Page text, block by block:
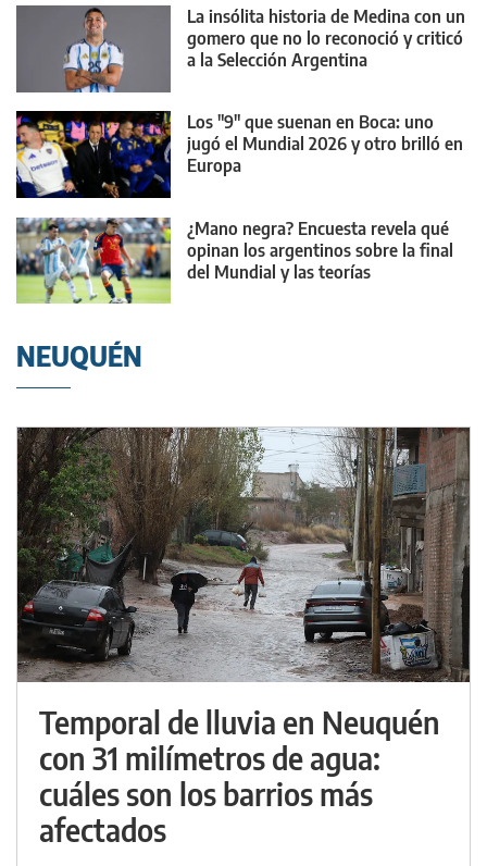
La insólita historia de Medina con un
gomero que no lo reconoció y criticó
a la Selección Argentina
Los "9" que suenan en Boca: uno
jugó el Mundial 2026 y otro brilló en
Europa
¿Mano negra? Encuesta revela qué
opinan los argentinos sobre la final
del Mundial y las teorías
NEUQUÉN
Temporal de lluvia en Neuquén
con 31 milímetros de agua:
cuáles son los barrios más
afectados